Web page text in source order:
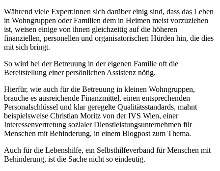
Während viele Expert:innen sich darüber einig sind, dass das Leben
in Wohngruppen oder Familien dem in Heimen meist vorzuziehen
ist, weisen einige von ihnen gleichzeitig auf die höheren
finanziellen, personellen und organisatorischen Hürden hin, die dies
mit sich bringt.
So wird bei der Betreuung in der eigenen Familie oft die
Bereitstellung einer persönlichen Assistenz nötig.
Hierfür, wie auch für die Betreuung in kleinen Wohngruppen,
brauche es ausreichende Finanzmittel, einen entsprechenden
Personalschlüssel und klar geregelte Qualitätsstandards, mahnt
beispielsweise Christian Moritz von der IVS Wien, einer
Interessenvertretung sozialer Dienstleistungsunternehmen für
Menschen mit Behinderung, in einem Blogpost zum Thema.
Auch für die Lebenshilfe, ein Selbsthilfeverband für Menschen mit
Behinderung, ist die Sache nicht so eindeutig.